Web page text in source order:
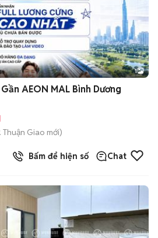
1
AEON MAL Bình Dương
Thuận Giao mới)
Bấm để hiện số Chat